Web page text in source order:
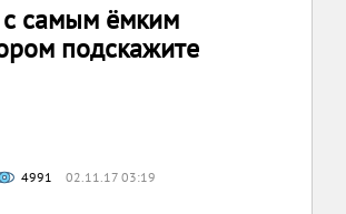
самым ёмким
подскажите
4991 02.11.17 03:19